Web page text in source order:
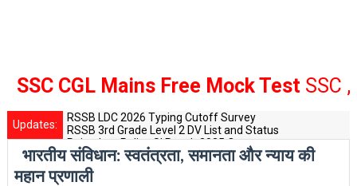
CGL Mains Free Mock TestSSC ,
Updates:
RSSB LDC 2026 Typing Cutoff Survey
RSSB 3rd Grade Level 2 DV List and Status
Rajasthan Police SI Result 2025 Out
CET 12th Exam 2026 Syllabus and Exam Dates
RPSC Senior Teacher Recruitment 2025: Post Increase
भारतीय संविधान: स्वतंत्रता, समानता और न्याय की
महान प्रणाली